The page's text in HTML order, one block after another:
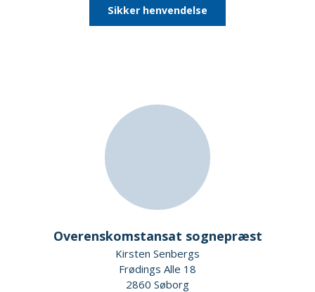
Sikker henvendelse
Overenskomstansat sognepræst
Kirsten Senbergs
Frødings Alle 18
2860 Søborg